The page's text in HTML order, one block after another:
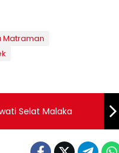
Matraman
Selat Malaka